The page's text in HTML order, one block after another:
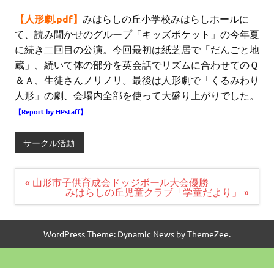
【人形劇.pdf】 みはらしの丘小学校みはらしホールに
て、読み聞かせのグループ「キッズポケット」の今年夏
に続き二回目の公演。今回最初は紙芝居で「だんごと地
蔵」、続いて体の部分を英会話でリズムに合わせてのＱ
＆Ａ、生徒さんノリノリ。最後は人形劇で「くるみわり
人形」の劇、会場内全部を使って大盛り上がりでした。
【Report by HPstaff】
サークル活動
投
ゲ
ョ
« 山形市子供育成会ドッジボール大会優勝
みはらしの丘児童クラブ「学童だより」 »
WordPress Theme: Dynamic News by ThemeZee.